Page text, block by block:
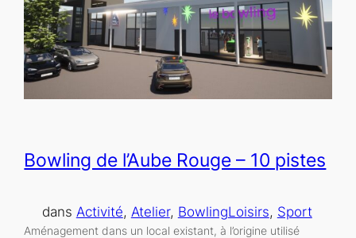
Bowling de l’Aube Rouge – 10 pistes
dans Activité, Atelier, BowlingLoisirs, Sport
Aménagement dans un local existant, à l’origine utilisé